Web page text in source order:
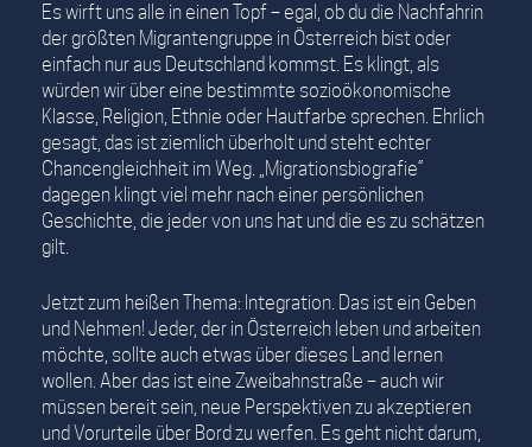
Es wirft uns alle in einen Topf – egal, ob du die Nachfahrin
der größten Migrantengruppe in Österreich bist oder
einfach nur aus Deutschland kommst. Es klingt, als
würden wir über eine bestimmte sozioökonomische
Klasse, Religion, Ethnie oder Hautfarbe sprechen. Ehrlich
gesagt, das ist ziemlich überholt und steht echter
Chancengleichheit im Weg. „Migrationsbiografie“
dagegen klingt viel mehr nach einer persönlichen
Geschichte, die jeder von uns hat und die es zu schätzen
gilt.
Jetzt zum heißen Thema: Integration. Das ist ein Geben
und Nehmen! Jeder, der in Österreich leben und arbeiten
möchte, sollte auch etwas über dieses Land lernen
wollen. Aber das ist eine Zweibahnstraße – auch wir
müssen bereit sein, neue Perspektiven zu akzeptieren
und Vorurteile über Bord zu werfen. Es geht nicht darum,